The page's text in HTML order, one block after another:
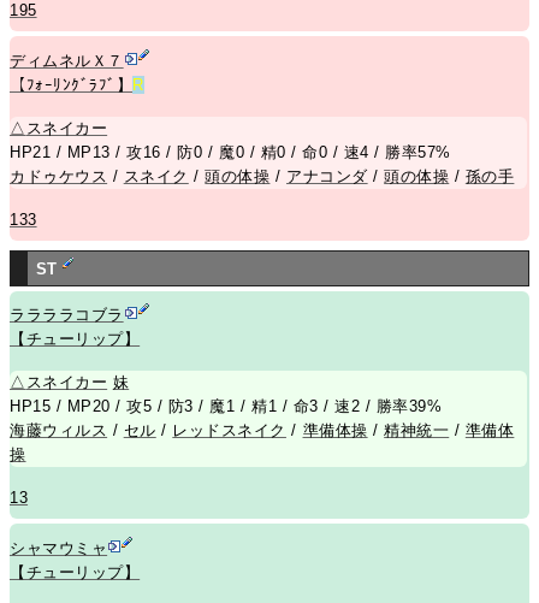
195
ディムネルＸ７
【ﾌｫｰﾘﾝｸﾞﾗﾌﾞ】
R
△ スネイカー
HP21 / MP13 / 攻16 / 防0 / 魔0 / 精0 / 命0 / 速4 / 勝率57%
カドゥケウス / スネイク /頭の体操 / アナコンダ /頭の体操 / 孫の手
133
ST
ララララコブラ
【チューリップ】
△ スネイカー 妹
HP15 / MP20 / 攻5 / 防3 / 魔1 / 精1 / 命3 / 速2 / 勝率39%
海藤ウィルス / セル / レッドスネイク / 準備体操 /精神統一 / 準備体
操
13
シャマウミャ
【チューリップ】